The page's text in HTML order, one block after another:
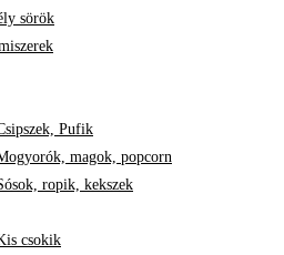
sörök
Pufik
magok, popcorn
ropik, kekszek
csokik